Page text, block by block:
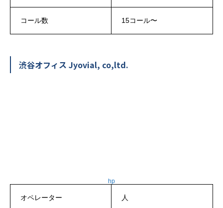
コール数 15コール〜
渋谷オフィス Jyovial, co,ltd.
hp
オペレーター 人